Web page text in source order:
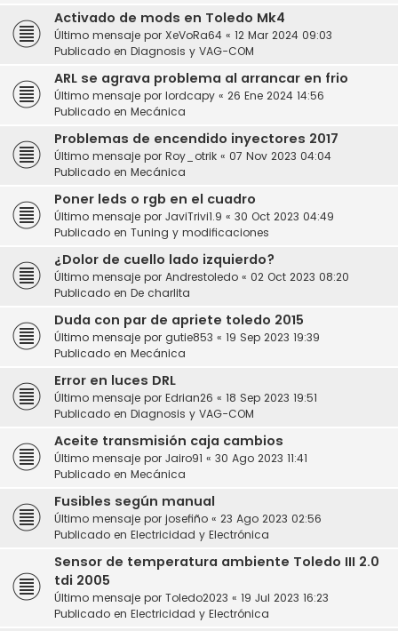
Activado de mods en Toledo Mk4
Último mensaje por XeVoRa64 « 12 Mar 2024 09:03
Publicado en Diagnosis y VAG-COM
ARL se agrava problema al arrancar en frio
Último mensaje por lordcapy « 26 Ene 2024 14:56
Publicado en Mecánica
Problemas de encendido inyectores 2017
Último mensaje por Roy_otrik « 07 Nov 2023 04:04
Publicado en Mecánica
Poner leds o rgb en el cuadro
Último mensaje por JaviTrivi1.9 « 30 Oct 2023 04:49
Publicado en Tuning y modificaciones
¿Dolor de cuello lado izquierdo?
Último mensaje por Andrestoledo « 02 Oct 2023 08:20
Publicado en De charlita
Duda con par de apriete toledo 2015
Último mensaje por gutie853 « 19 Sep 2023 19:39
Publicado en Mecánica
Error en luces DRL
Último mensaje por Edrian26 « 18 Sep 2023 19:51
Publicado en Diagnosis y VAG-COM
Aceite transmisión caja cambios
Último mensaje por Jairo91 « 30 Ago 2023 11:41
Publicado en Mecánica
Fusibles según manual
Último mensaje por josefiño « 23 Ago 2023 02:56
Publicado en Electricidad y Electrónica
Sensor de temperatura ambiente Toledo III 2.0
tdi 2005
Último mensaje por Toledo2023 « 19 Jul 2023 16:23
Publicado en Electricidad y Electrónica